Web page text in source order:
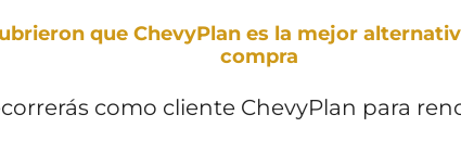
que ChevyPlan es la mejor
compra
como cliente ChevyPlan para